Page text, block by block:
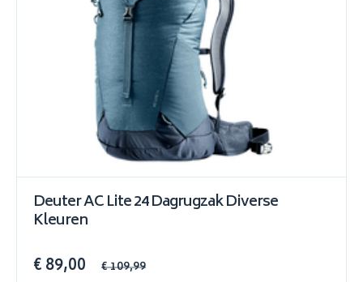
Deuter AC Lite 24 Dagrugzak Diverse
Kleuren
€ 89,00 € 109,99